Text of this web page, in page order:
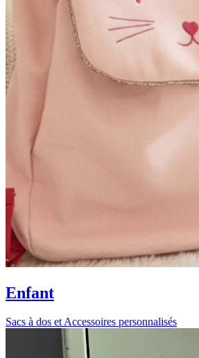
Enfant
Sacs à dos et Accessoires personnalisés